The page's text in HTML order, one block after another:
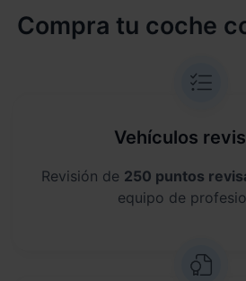
Compra tu coche
Vehículos
Revisión de 250 puntos
equipo de